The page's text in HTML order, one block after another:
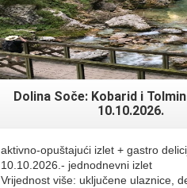
Dolina Soče: Kobarid i
10.10.2026.
aktivno-opuštajući izlet + gastro
10.10.2026.- jednodnevni izlet
Vrijednost više: uključene ulaznice,